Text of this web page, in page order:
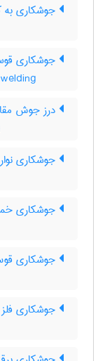
جوشکاری
جوشکاری
درز جوش
جوشکاری
جوشکاری
جوشکاری
جوشکاری